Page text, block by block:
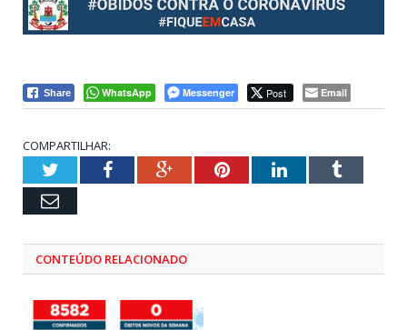
Share WhatsApp Messenger Post Email
COMPARTILHAR:
TwitterFacebookGoogle+PinterestLinkedInTumblr
Email
CONTEÚDO RELACIONADO